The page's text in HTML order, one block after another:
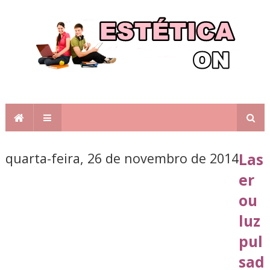
quarta-feira, 26 de novembro de 2014Las
er
ou
luz
pul
sad